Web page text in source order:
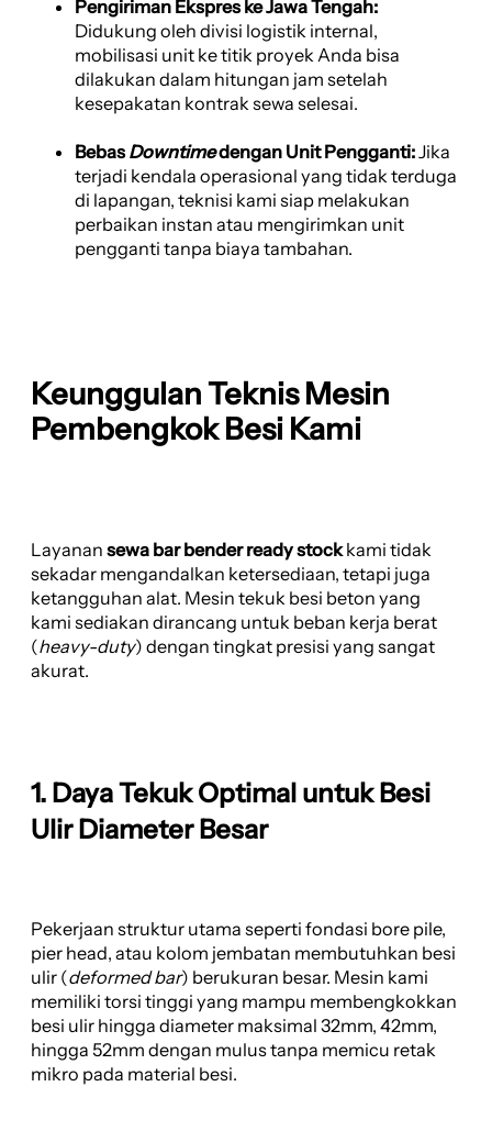
Pengiriman Ekspres ke Jawa Tengah:
Didukung oleh divisi logistik internal,
mobilisasi unit ke titik proyek Anda bisa
dilakukan dalam hitungan jam setelah
kesepakatan kontrak sewa selesai.
Bebas Downtimedengan Unit Pengganti:Jika
terjadi kendala operasional yang tidak terduga
di lapangan, teknisi kami siap melakukan
perbaikan instan atau mengirimkan unit
pengganti tanpa biaya tambahan.
Keunggulan Teknis Mesin
Pembengkok Besi Kami
Layanan sewa bar bender ready stockkami tidak
sekadar mengandalkan ketersediaan, tetapi juga
ketangguhan alat. Mesin tekuk besi beton yang
kami sediakan dirancang untuk beban kerja berat
(heavy-duty) dengan tingkat presisi yang sangat
akurat.
1. Daya Tekuk Optimal untuk Besi
Ulir Diameter Besar
Pekerjaan struktur utama seperti fondasi bore pile,
pier head, atau kolom jembatan membutuhkan besi
ulir (deformed bar) berukuran besar. Mesin kami
memiliki torsi tinggi yang mampu membengkokkan
besi ulir hingga diameter maksimal 32mm, 42mm,
hingga 52mm dengan mulus tanpa memicu retak
mikro pada material besi.